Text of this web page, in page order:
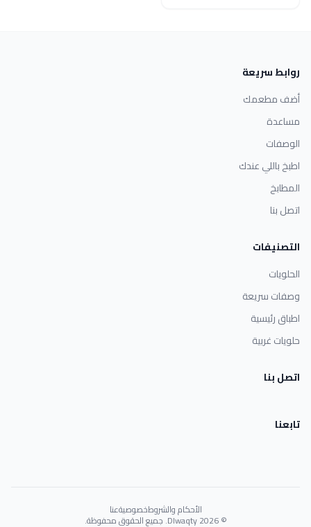
روابط سريعة
أضف مطعمك
مساعدة
الوصفات
اطبخ باللي عندك
المطابخ
اتصل بنا
التصنيفات
الحلويات
وصفات سريعة
اطباق رئيسية
حلويات غربية
اتصل بنا
تابعنا
الأحكام والشروطخصوصيةعنا
© 2026 Dlwaqty. جميع الحقوق محفوظة.